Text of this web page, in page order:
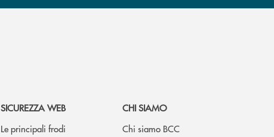
SICUREZZA WEB
Le principali frodi
CHI SIAMO
Chi siamo BCC